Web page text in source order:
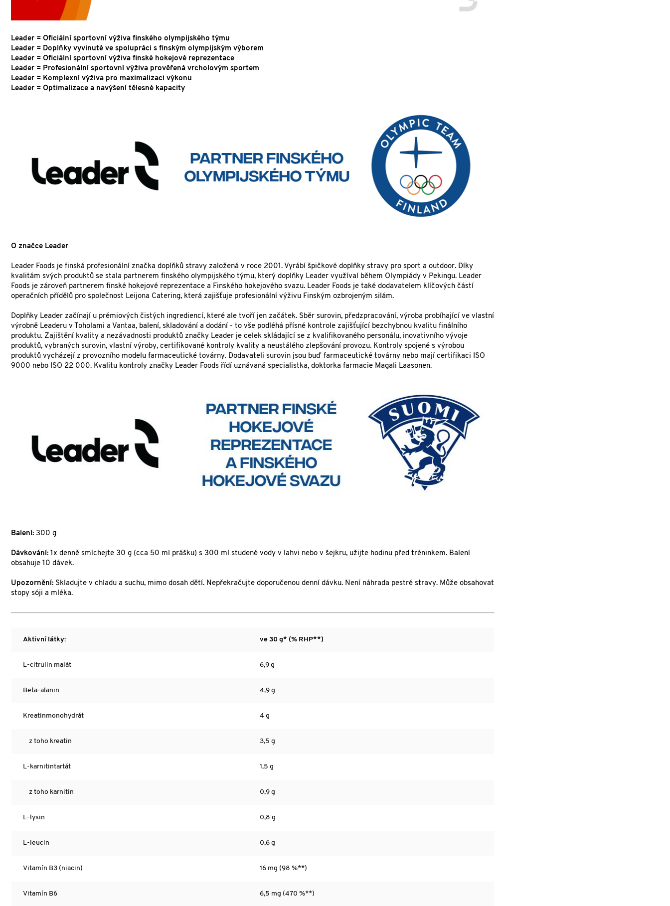
Leader = Oficiální sportovní výživa finského olympijského týmu
Leader = Doplňky vyvinuté ve spolupráci s finským olympijským výborem
Leader = Oficiální sportovní výživa finské hokejové reprezentace
Leader = Profesionální sportovní výživa prověřená vrcholovým sportem
Leader = Komplexní výživa pro maximalizaci výkonu
Leader = Optimalizace a navýšení tělesné kapacity
O značce Leader
Leader Foods je finská profesionální značka doplňků stravy založená v roce 2001. Vyrábí špičkové doplňky stravy pro sport a outdoor. Díky
kvalitám svých produktů se stala partnerem finského olympijského týmu, který doplňky Leader využíval během Olympiády v Pekingu. Leader
Foods je zároveň partnerem finské hokejové reprezentace a Finského hokejového svazu. Leader Foods je také dodavatelem klíčových částí
operačních přídělů pro společnost Leijona Catering, která zajišťuje profesionální výživu Finským ozbrojeným silám.
Doplňky Leader začínají u prémiových čistých ingrediencí, které ale tvoří jen začátek. Sběr surovin, předzpracování, výroba probíhající ve vlastní
výrobně Leaderu v Toholami a Vantaa, balení, skladování a dodání - to vše podléhá přísné kontrole zajišťující bezchybnou kvalitu finálního
produktu. Zajištění kvality a nezávadnosti produktů značky Leader je celek skládající se z kvalifikovaného personálu, inovativního vývoje
produktů, vybraných surovin, vlastní výroby, certifikované kontroly kvality a neustálého zlepšování provozu. Kontroly spojené s výrobou
produktů vycházejí z provozního modelu farmaceutické továrny. Dodavateli surovin jsou buď farmaceutické továrny nebo mají certifikaci ISO
9000 nebo ISO 22 000. Kvalitu kontroly značky Leader Foods řídí uznávaná specialistka, doktorka farmacie Magali Laasonen.
Balení: 300 g
Dávkování: 1x denně smíchejte 30 g (cca 50 ml prášku) s 300 ml studené vody v lahvi nebo v šejkru, užijte hodinu před tréninkem. Balení
obsahuje 10 dávek.
Upozornění: Skladujte v chladu a suchu, mimo dosah dětí. Nepřekračujte doporučenou denní dávku. Není náhrada pestré stravy. Může obsahovat
stopy sóji a mléka.
Aktivní látky: ve 30 g* (% RHP**)
L-citrulin malát 6,9 g
Beta-alanin 4,9 g
Kreatinmonohydrát 4 g
z toho kreatin 3,5 g
L-karnitintartát 1,5 g
z toho karnitin 0,9 g
L-lysin 0,8 g
L-leucin 0,6 g
Vitamín B3 (niacin) 16 mg (98 %**)
Vitamín B6 6,5 mg (470 %**)